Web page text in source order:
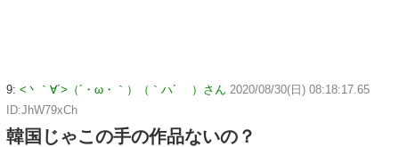
9: <丶｀∀´>（´・ω・｀）（｀ハ´ ）さん 2020/08/30(日) 08:18:17.65
ID:JhW79xCh
韓国じゃこの手の作品ないの？